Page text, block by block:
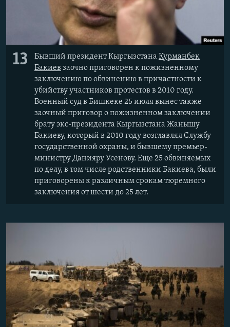
13 Бывший президент Кыргызстана Курманбек
Бакиев заочно приговорен к пожизненному
заключению по обвинению в причастности к
убийству участников протестов в 2010 году.
Военный суд в Бишкеке 25 июля вынес также
заочный приговор о пожизненном заключении
брату экс-президента Кыргызстана Жанышу
Бакиеву, который в 2010 году возглавлял Службу
государственной охраны, и бывшему премьер-
министру Данияру Усенову. Еще 25 обвиняемых
по делу, в том числе родственники Бакиева, были
приговорены к различным срокам тюремного
заключения от шести до 25 лет.